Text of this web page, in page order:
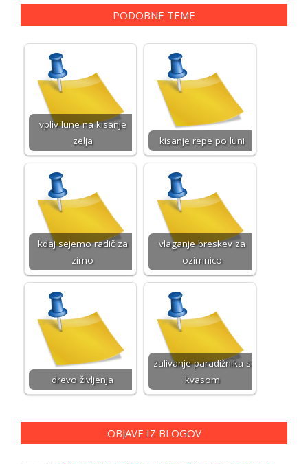
PODOBNE TEME
vpliv lune na kisanje
zelja
kisanje repe po luni
kdaj sejemo radič za
zimo
vlaganje breskev za
ozimnico
drevo življenja
zalivanje paradižnika s
kvasom
OBJAVE IZ BLOGOV